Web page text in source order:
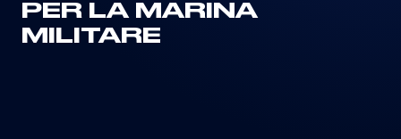
PER LA MARINA
MILITARE